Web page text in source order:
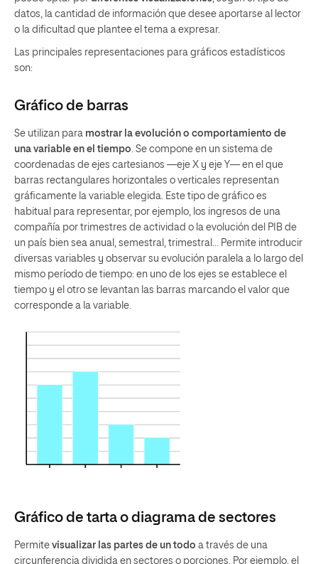
datos, la cantidad de información que desee aportarse al lector
o la dificultad que plantee el tema a expresar.
Las principales representaciones para gráficos estadísticos
son:
Gráfico de barras
Se utilizan para mostrar la evolución o comportamiento de
una variable en el tiempo . Se compone en un sistema de
coordenadas de ejes cartesianos —eje X y eje Y— en el que
barras rectangulares horizontales o verticales representan
gráficamente la variable elegida. Este tipo de gráfico es
habitual para representar, por ejemplo, los ingresos de una
compañía por trimestres de actividad o la evolución del PIB de
un país bien sea anual, semestral, trimestral… Permite introducir
diversas variables y observar su evolución paralela a lo largo del
mismo período de tiempo: en uno de los ejes se establece el
tiempo y el otro se levantan las barras marcando el valor que
corresponde a la variable.
Gráfico de tarta o diagrama de sectores
Permite visualizar las partes de un todo a través de una
circunferencia dividida en sectores o porciones. Por ejemplo, el